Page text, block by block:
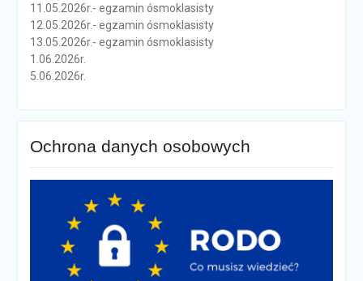
11.05.2026r.- egzamin ósmoklasisty
12.05.2026r.- egzamin ósmoklasisty
13.05.2026r.- egzamin ósmoklasisty
1.06.2026r.
5.06.2026r.
Ochrona danych osobowych